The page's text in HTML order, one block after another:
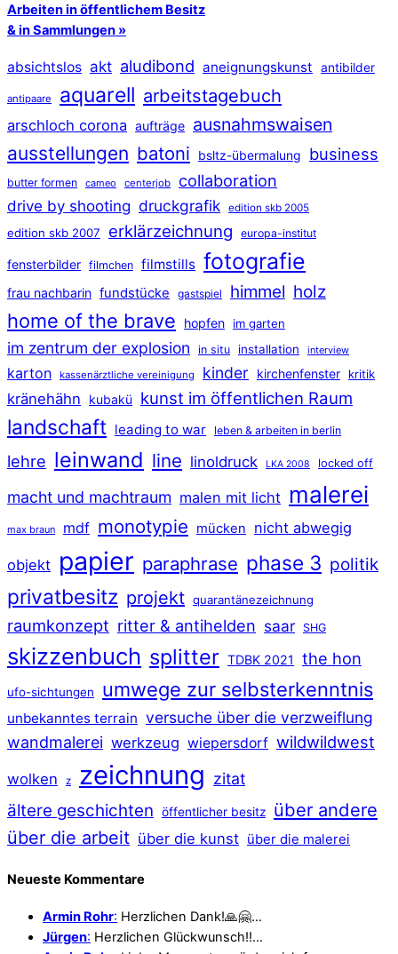
Arbeiten in öffentlichem Besitz
& in Sammlungen »
absichtslos akt aludibond aneignungskunst antibilder
antipaare aquarell arbeitstagebuch
arschloch corona aufträge ausnahmswaisen
ausstellungen batoni bsltz-übermalung business
butter formen cameo centerjob collaboration
drive by shooting druckgrafik edition skb 2005
edition skb 2007 erklärzeichnung europa-institut
fensterbilder filmchen filmstills fotografie
frau nachbarin fundstücke gastspiel himmel holz
home of the brave hopfen im garten
im zentrum der explosion in situ installation interview
karton kassenärztliche vereinigung kinder kirchenfenster kritik
kränehähn kubakü kunst im öffentlichen Raum
landschaft leading to war leben & arbeiten in berlin
lehre leinwand line linoldruck LKA 2008 locked off
macht und machtraum malen mit licht malerei
max braun mdf monotypie mücken nicht abwegig
objekt papier paraphrase phase 3 politik
privatbesitz projekt quarantänezeichnung
raumkonzept ritter & antihelden saar SHG
skizzenbuch splitter TDBK 2021 the hon
ufo-sichtungen umwege zur selbsterkenntnis
unbekanntes terrain versuche über die verzweiflung
wandmalerei werkzeug wiepersdorf wildwildwest
wolken z zeichnung zitat
ältere geschichten öffentlicher besitz über andere
über die arbeit über die kunst über die malerei
Neueste Kommentare
Armin Rohr: Herzlichen Dank!🙏🤗…
Jürgen: Herzlichen Glückwunsch!!…